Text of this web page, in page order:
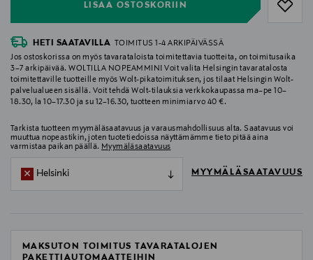
LISÄÄ OSTOSKORIIN
HETI SAATAVILLA TOIMITUS 1-4 ARKIPÄIVÄSSÄ
Jos ostoskorissa on myös tavarataloista toimitettavia tuotteita, on toimitusaika
3–7 arkipäivää. WOLTILLA NOPEAMMIN! Voit valita Helsingin tavaratalosta
toimitettaville tuotteille myös Wolt-pikatoimituksen, jos tilaat Helsingin Wolt-
palvelualueen sisällä. Voit tehdä Wolt-tilauksia verkkokaupassa ma–pe 10–
18.30, la 10–17.30 ja su 12–16.30, tuotteen minimiarvo 40 €.
Tarkista tuotteen myymäläsaatavuus ja varausmahdollisuus alta. Saatavuus voi
muuttua nopeastikin, joten tuotetiedoissa näyttämämme tieto pitää aina
varmistaa paikan päällä. Myymäläsaatavuus
Helsinki MYYMÄLÄSAATAVUUS
MAKSUTON TOIMITUS TAVARATALOJEN
PAKETTIAUTOMAATTEIHIN